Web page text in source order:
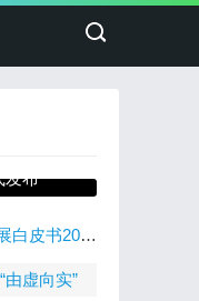
展白
发布
》正式发布
虚向实”